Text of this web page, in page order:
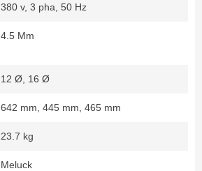
380 v, 3 pha, 50 Hz
4.5 Mm
12 Ø, 16 Ø
642 mm, 445 mm, 465 mm
23.7 kg
Meluck